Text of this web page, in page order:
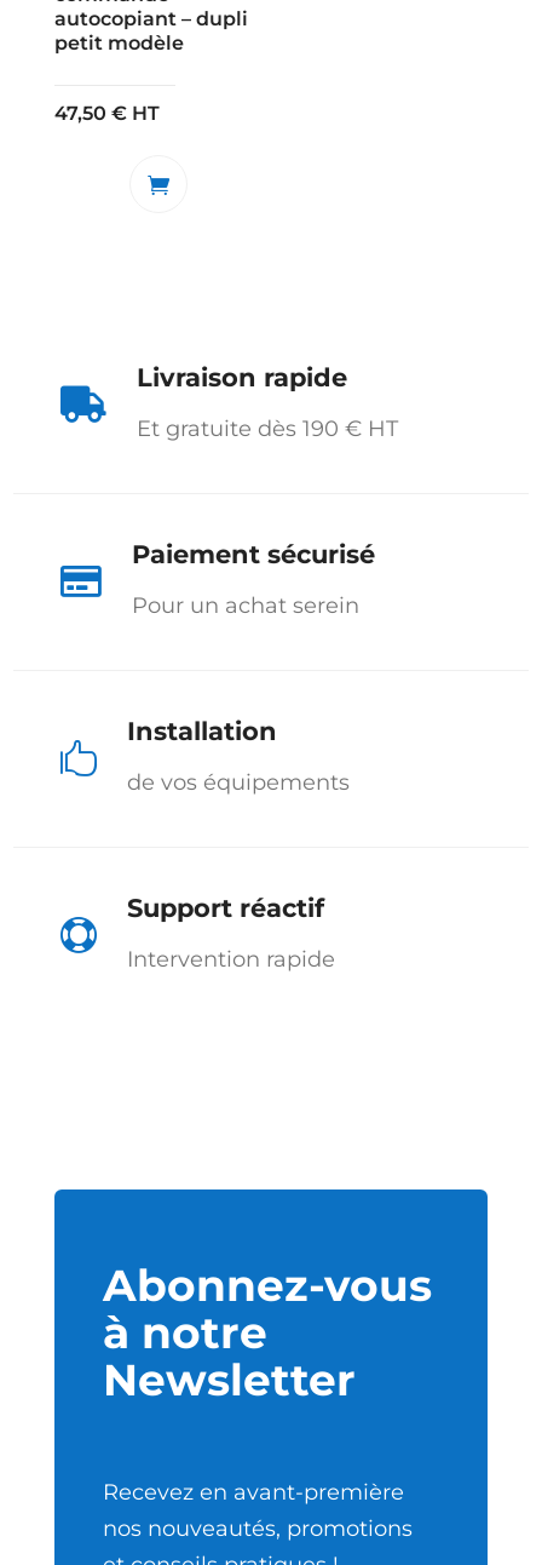
autocopiant – dupli
petit modèle
47,50 € HT

Livraison rapide
Et gratuite dès 190 € HT

Paiement sécurisé
Pour un achat serein

Installation
de vos équipements

Support réactif
Intervention rapide
Abonnez-vous
à notre
Newsletter
Recevez en avant-première
nos nouveautés, promotions